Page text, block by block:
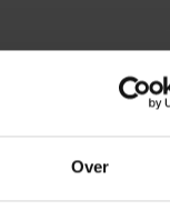
Over